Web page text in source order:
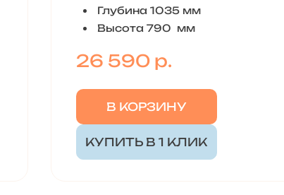
Глубина 1035 мм
Высота 790 мм
26 590 р.
В КОРЗИНУ
КУПИТЬ В 1 КЛИК